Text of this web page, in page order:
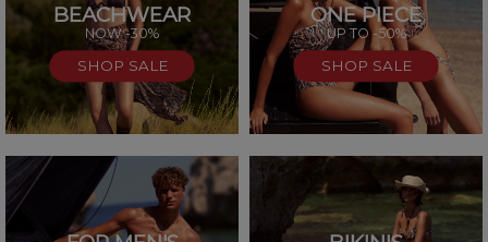
BEACHWEAR
NOW -30%
SHOP SALE
ONE PIECE
UP TO -50%
SHOP SALE